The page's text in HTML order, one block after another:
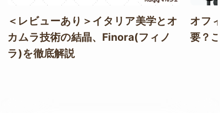
＜レビューあり＞イタリア美学とオ
カムラ技術の結晶、Finora(フィノ
ラ)を徹底解説
オフ
要？